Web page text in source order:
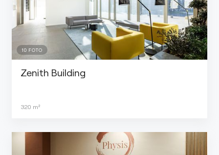
10 FOTO
Zenith Building
320 m²